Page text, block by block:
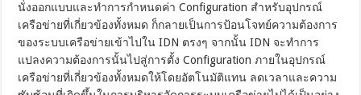
นั่งออกแบบและทำการกำหนดค่า Configuration สำหรับอุปกรณ์
เครือข่ายที่เกี่ยวข้องทั้งหมด ก็กลายเป็นการป้อนโจทย์ความต้องการ
ของระบบเครือข่ายเข้าไปใน IDN ตรงๆ จากนั้น IDN จะทำการ
แปลงความต้องการนั้นไปสู่การตั้ง Configuration ภายในอุปกรณ์
เครือข่ายที่เกี่ยวข้องทั้งหมดให้โดยอัตโนมัติแทน ลดเวลาและความ